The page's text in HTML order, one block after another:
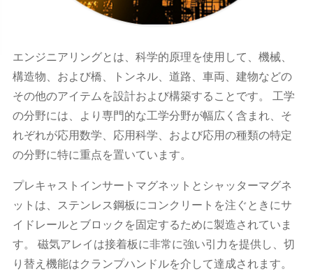
エンジニアリングとは、科学的原理を使用して、機械、
構造物、および橋、トンネル、道路、車両、建物などの
その他のアイテムを設計および構築することです。 工学
の分野には、より専門的な工学分野が幅広く含まれ、そ
れぞれが応用数学、応用科学、および応用の種類の特定
の分野に特に重点を置いています。
プレキャストインサートマグネットとシャッターマグネ
ットは、ステンレス鋼板にコンクリートを注ぐときにサ
イドレールとブロックを固定するために製造されていま
す。 磁気アレイは接着板に非常に強い引力を提供し、切
り替え機能はクランプハンドルを介して達成されます。